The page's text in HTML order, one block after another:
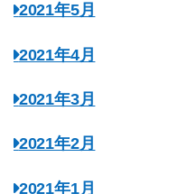
2021年5月
2021年4月
2021年3月
2021年2月
2021年1月